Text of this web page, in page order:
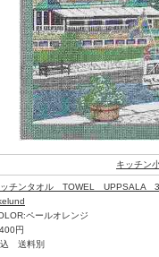
キッチン
ッチンタオル TOWEL UPPSALA
ペールオレンジ
円
送料別